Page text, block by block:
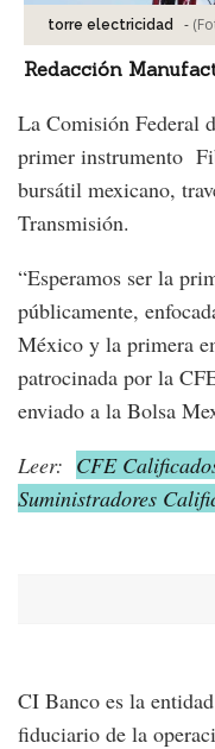
torre electricidad -
Redacción
La Comisión Federal
primer instrumento
bursátil mexicano,
Transmisión.
“Esperamos ser la
públicamente,
México y la primera
patrocinada por la
enviado a la Bolsa
Leer: CFE
Suministradores
CI Banco es la
fiduciario de la